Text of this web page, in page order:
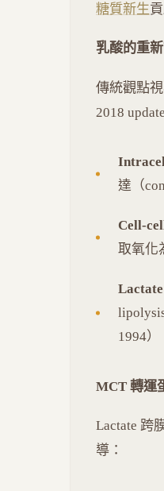
糖質新生
乳酸的重
傳統觀點
2018
達（
Cell-
取氧化
1994
MCT 轉運
Lactate 跨
導：